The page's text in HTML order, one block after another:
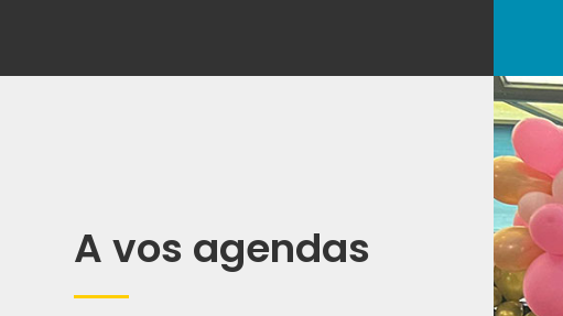
A vos agendas